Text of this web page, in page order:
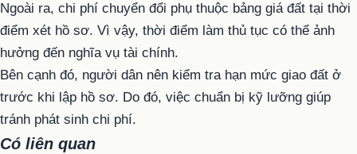
Ngoài ra, chi phí chuyển đổi phụ thuộc bảng giá đất tại thời
điểm xét hồ sơ. Vì vậy, thời điểm làm thủ tục có thể ảnh
hưởng đến nghĩa vụ tài chính.
Bên cạnh đó, người dân nên kiểm tra hạn mức giao đất ở
trước khi lập hồ sơ. Do đó, việc chuẩn bị kỹ lưỡng giúp
tránh phát sinh chi phí.
Có liên quan